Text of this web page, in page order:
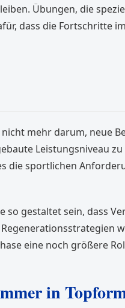
Übungen, die
dass die Fortschritte
mehr darum, neue
Leistungsniveau zu
die sportlichen
so gestaltet sein, dass
eine noch größere
in